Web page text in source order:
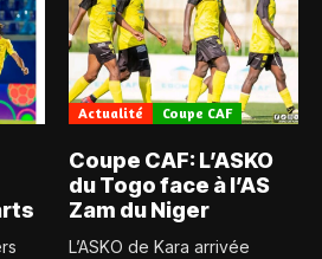
Actualité Coupe CAF
Coupe CAF: L’ASKO
du Togo face à l’AS
Zam du Niger
L’ASKO de Kara arrivée